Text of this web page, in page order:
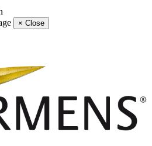
× Close